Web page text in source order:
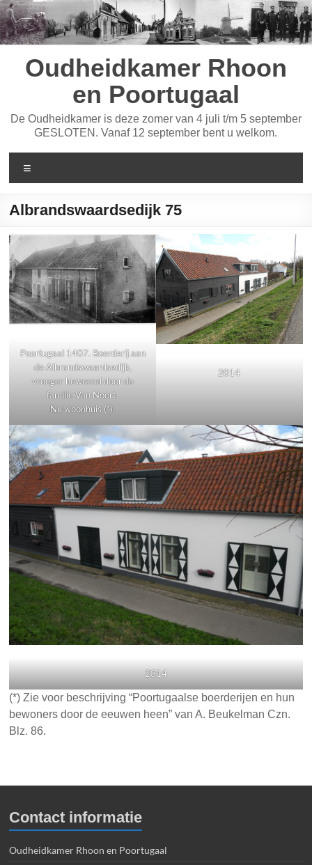
Ga
naar
de
inhoud
Oudheidkamer Rhoon
en Poortugaal
De Oudheidkamer is deze zomer van 4 juli t/m 5 september
GESLOTEN. Vanaf 12 september bent u welkom.
Albrandswaardsedijk 75
Poortugaal 1407. Boerderij aan
de Albrandswaardsedijk,
vroeger bewoond door de
familie Van Noort.
Nu woonhuis (*).
2014
2014
(*) Zie voor beschrijving “Poortugaalse boerderijen en hun
bewoners door de eeuwen heen” van A. Beukelman Czn.
Blz. 86.
Contact informatie
Oudheidkamer Rhoon en Poortugaal